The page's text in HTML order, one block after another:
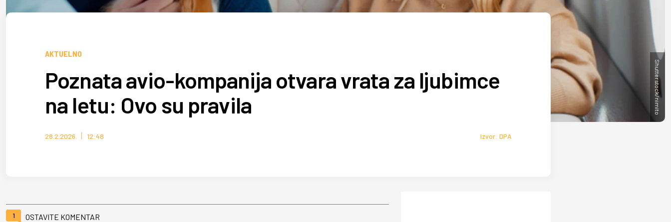
Shutterstock/nimito
AKTUELNO
Poznata avio-kompanija otvara vrata za ljubimce
na letu: Ovo su pravila
28.2.2026. 12:48 Izvor: DPA
1 OSTAVITE KOMENTAR